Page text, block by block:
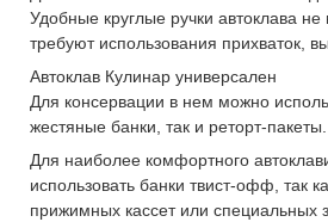
Удобные круглые ручки автоклава
требуют использования прихваток,
Автоклав Кулинар универсален
Для консервации в нем можно
жестяные банки, так и реторт-пакеты.
Для наиболее комфортного
использовать банки твист-офф, так
прижимных кассет или специальных